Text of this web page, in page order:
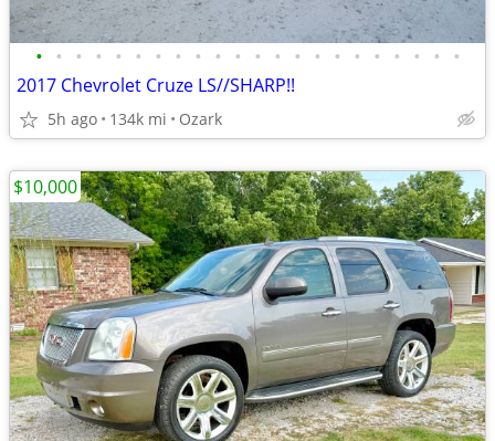
• • • • • • • • • • • • • • • • • • • • • •
2017 Chevrolet Cruze LS//SHARP!!
5h ago 134k mi Ozark
$10,000